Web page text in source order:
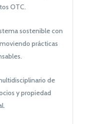
OTC.
sostenible con
prácticas
de
y propiedad